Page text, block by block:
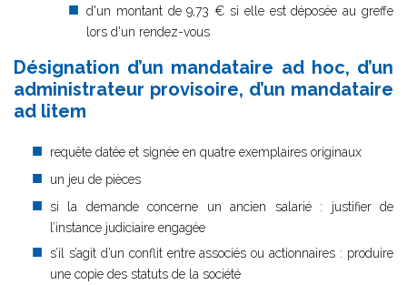
d'un montant de 9,73 € si elle est déposée au greffe
lors d'un rendez-vous
Désignation d’un mandataire ad hoc, d’un
administrateur provisoire, d’un mandataire
ad litem
requête datée et signée en quatre exemplaires originaux
un jeu de pièces
si la demande concerne un ancien salarié : justifier de
l’instance judiciaire engagée
s’il s’agit d’un conflit entre associés ou actionnaires : produire
une copie des statuts de la société